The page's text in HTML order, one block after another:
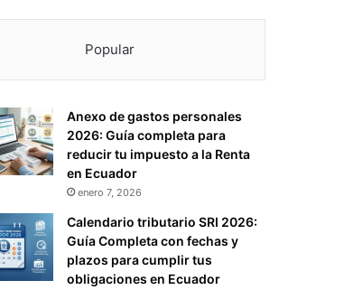
Popular
Anexo de gastos personales
2026: Guía completa para
reducir tu impuesto a la Renta
en Ecuador
enero 7, 2026
Calendario tributario SRI 2026:
Guía Completa con fechas y
plazos para cumplir tus
obligaciones en Ecuador